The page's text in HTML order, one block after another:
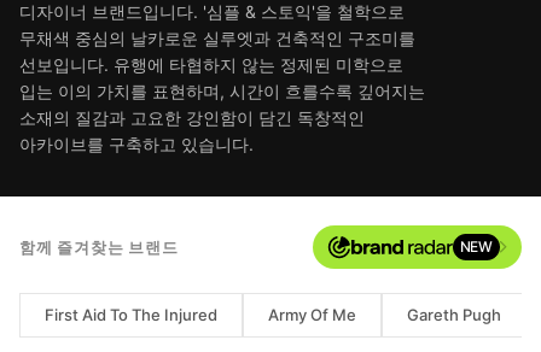
디자이너 브랜드입니다. '심플 & 스토익'을 철학으로
무채색 중심의 날카로운 실루엣과 건축적인 구조미를
선보입니다. 유행에 타협하지 않는 정제된 미학으로
입는 이의 가치를 표현하며, 시간이 흐를수록 깊어지는
소재의 질감과 고요한 강인함이 담긴 독창적인
아카이브를 구축하고 있습니다.
함께 즐겨찾는 브랜드 NEW
First Aid To The Injured Army Of Me Gareth Pugh